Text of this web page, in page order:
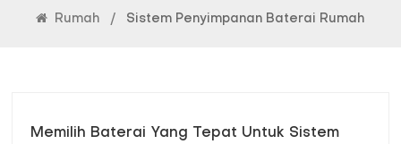
Rumah / Sistem Penyimpanan Baterai Rumah
Memilih Baterai Yang Tepat Untuk Sistem